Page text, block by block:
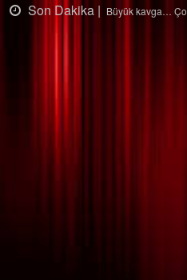
sayıda ekip sevk edildi…